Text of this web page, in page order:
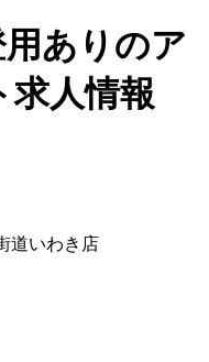
あり のア
人情報
道いわき店